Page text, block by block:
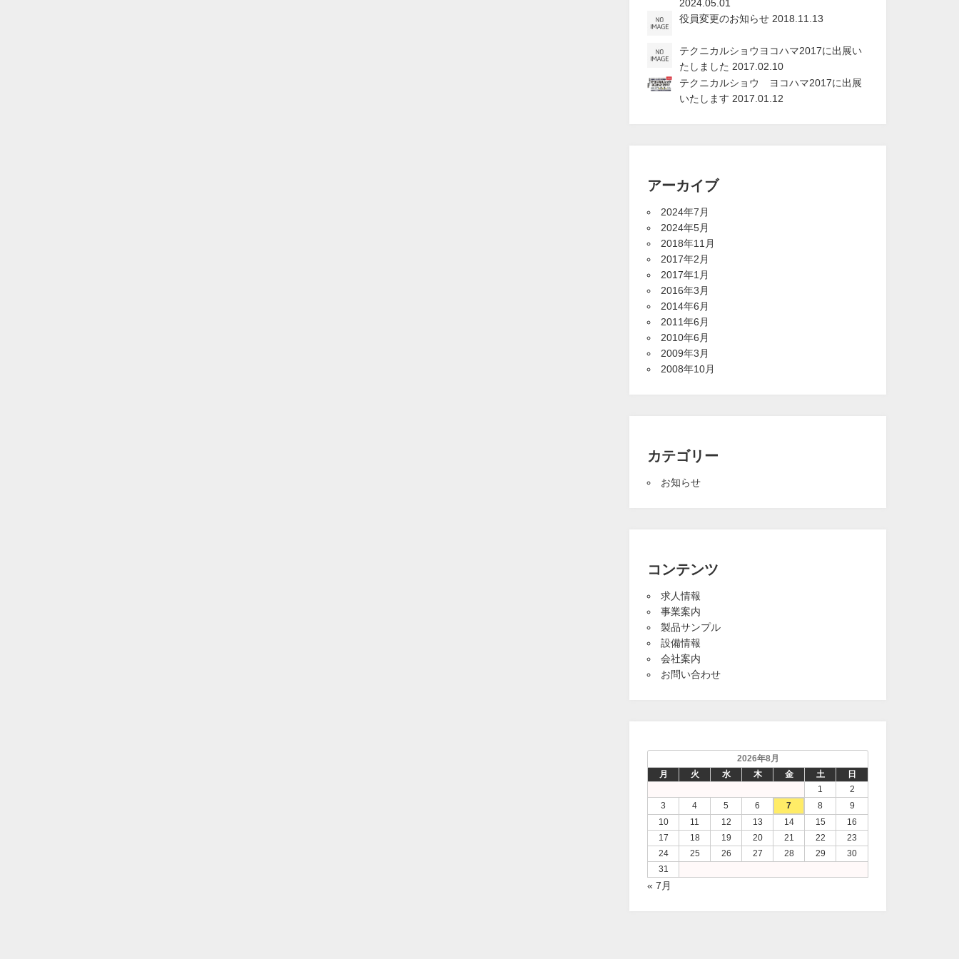
2024.05.01
役員変更のお知らせ 2018.11.13
テクニカルショウヨコハマ2017に出展い
たしました 2017.02.10
テクニカルショウ ヨコハマ2017に出展
いたします 2017.01.12
アーカイブ
2024年7月
2024年5月
2018年11月
2017年2月
2017年1月
2016年3月
2014年6月
2011年6月
2010年6月
2009年3月
2008年10月
カテゴリー
お知らせ
コンテンツ
求人情報
事業案内
製品サンプル
設備情報
会社案内
お問い合わせ
2026年8月
月
火 水 木 金 土
日
1
2
3
4 5 6 7 8
9
10
11 12 13 14 15
16
17
18 19 20 21 22
23
24
25 26 27 28 29
30
31
« 7月